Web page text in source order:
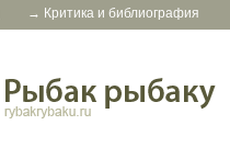
→ Критика и библиография